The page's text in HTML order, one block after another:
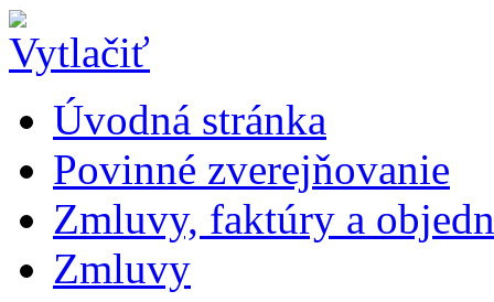
Úvodná stránka
Povinné zverejňovanie
Zmluvy, faktúry a
Zmluvy